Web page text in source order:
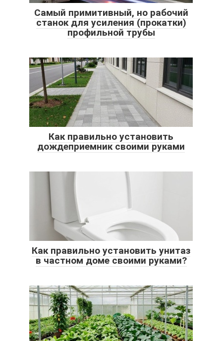
Самый примитивный, но рабочий
станок для усиления (прокатки)
профильной трубы
Как правильно установить
дождеприемник своими руками
Как правильно установить унитаз
в частном доме своими руками?